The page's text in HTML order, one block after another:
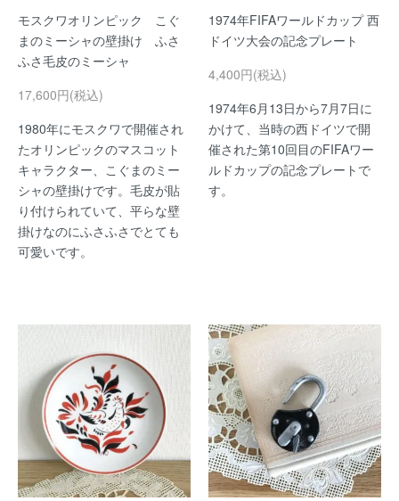
モスクワオリンピック こぐ
まのミーシャの壁掛け ふさ
ふさ毛皮のミーシャ
17,600円(税込)
1980年にモスクワで開催され
たオリンピックのマスコット
キャラクター、こぐまのミー
シャの壁掛けです。毛皮が貼
り付けられていて、平らな壁
掛けなのにふさふさでとても
可愛いです。
1974年FIFAワールドカップ 西
ドイツ大会の記念プレート
4,400円(税込)
1974年6月13日から7月7日に
かけて、当時の西ドイツで開
催された第10回目のFIFAワー
ルドカップの記念プレートで
す。